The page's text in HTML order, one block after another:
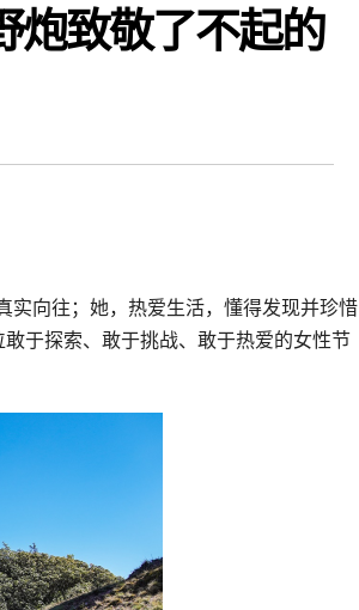
炮致敬了不起的
实向往；她，热爱生活，懂得发现并珍惜
敢于探索、敢于挑战、敢于热爱的女性节